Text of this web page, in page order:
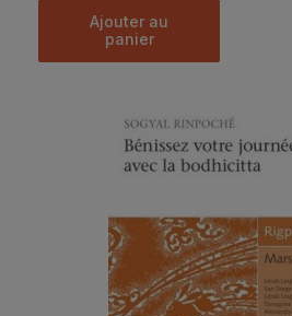
ajouter au
panier